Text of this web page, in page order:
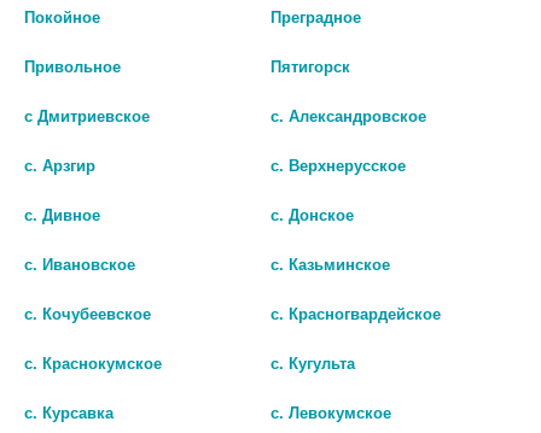
МЕСТАМИДИН-СЕНС 50МЛ.
5352
403
МЕСТАМИДИН-СЕНС
НАРУЖН. ПРИМ. ФЛ.-
Покойное Преградное
Привольное Пятигорск
с Дмитриевское с. Александровское
с. Арзгир с. Верхнерусское
с. Дивное с. Донское
с. Ивановское с. Казьминское
с. Кочубеевское с. Красногвардейское
с. Краснокумское с. Кугульта
с. Курсавка с. Левокумское